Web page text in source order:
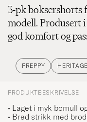
3-pk boksershorts
modell. Produsert
god komfort og
PREPPY HERITAGE
PRODUKTBESKRIVELSE
• Laget i myk bomull
• Bred strikk med